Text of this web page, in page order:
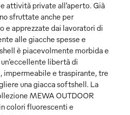
attività private all’aperto. Già
sfruttate anche per
e apprezzate dai lavoratori di
alle giacche spesse e
è piacevolmente morbida e
libertà di
impermeabile e traspirante, tre
una giacca softshell. La
MEWA OUTDOOR
colori fluorescenti e